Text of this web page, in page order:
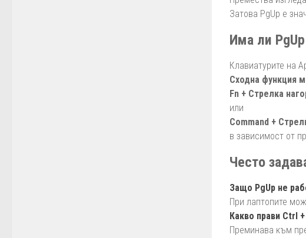
Затова PgUp е
Има ли
Клавиатурите на
Сходна функция
Fn + Стрелка
или
Command +
в зависимост от
Често
Защо PgUp не
При лаптопите
Какво прави Ctrl
Преминава към